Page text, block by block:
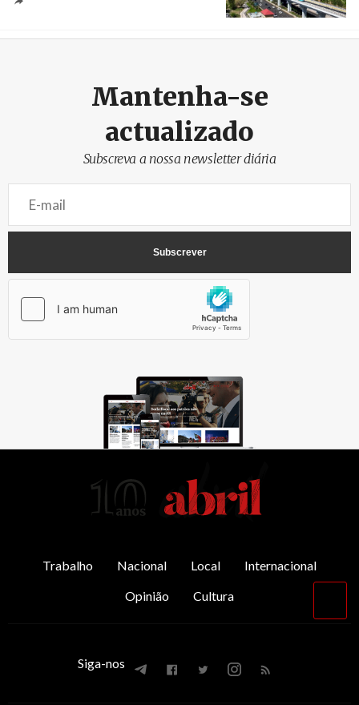
Mantenha-se
actualizado
Subscreva a nossa newsletter diária
Trabalho Nacional Local
Internacional
Opinião
Cultura
Siga-nos